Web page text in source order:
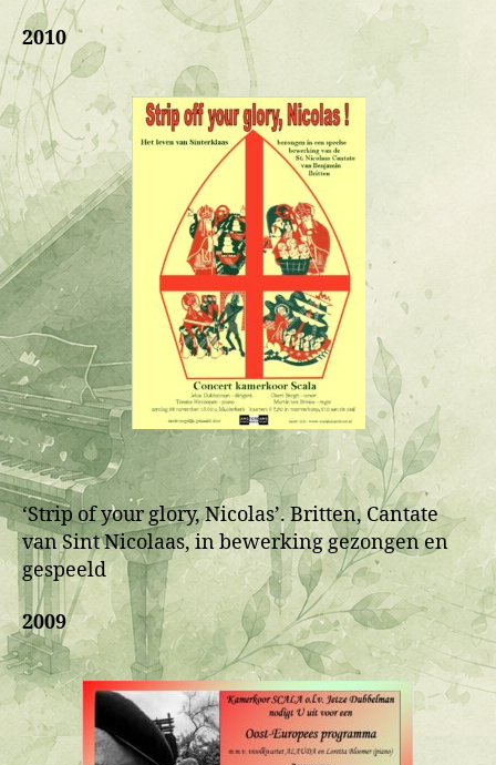
2010
‘Strip of your glory, Nicolas’. Britten, Cantate
van Sint Nicolaas, in bewerking gezongen en
gespeeld
2009